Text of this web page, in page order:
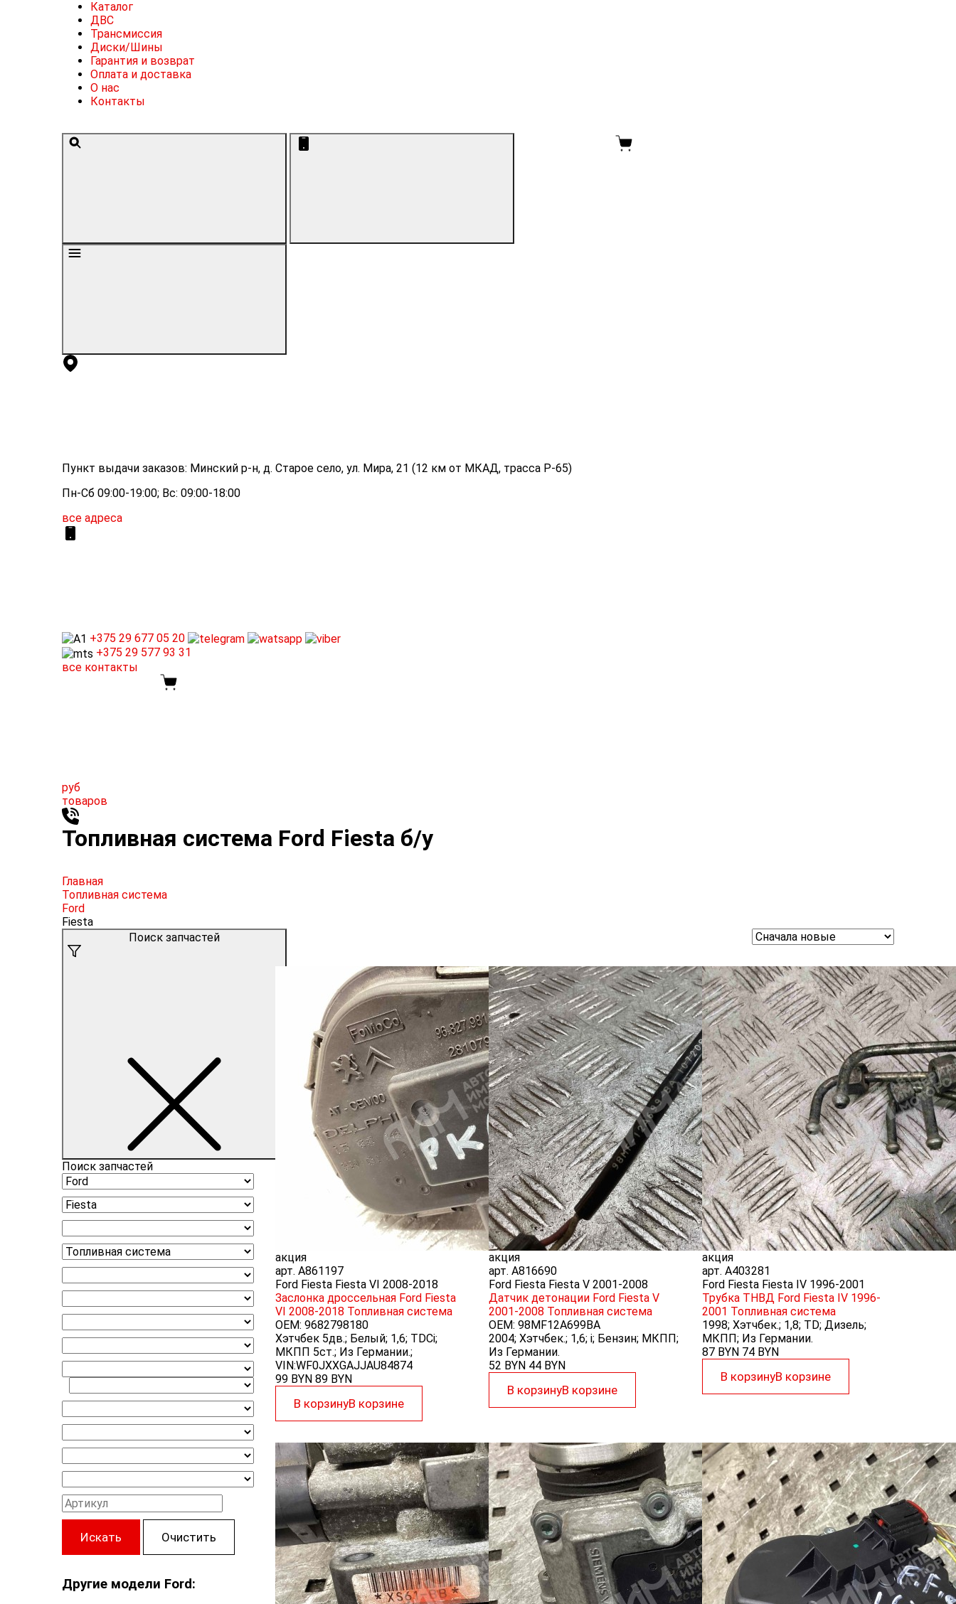
Каталог
ДВС
Трансмиссия
Диски/Шины
Гарантия и возврат
Оплата и доставка
О нас
Контакты
Пункт выдачи заказов: Минский р-н, д. Старое село, ул. Мира, 21 (12 км от МКАД, трасса P-65)
Пн-Сб 09:00-19:00; Вс: 09:00-18:00
все адреса
+375 29 677 05 20
+375 29 577 93 31
все контакты
руб
товаров
Топливная система Ford Fiesta б/у
Главная
Топливная система
Ford
Fiesta
Поиск запчастей
Поиск запчастей
Искать Очистить
Другие модели Ford:
акция
арт. A861197
Ford Fiesta Fiesta VI 2008-2018
Заслонка дроссельная Ford Fiesta
VI 2008-2018 Топливная система
OEM: 9682798180
Хэтчбек 5дв.; Белый; 1,6; TDCi;
МКПП 5ст.; Из Германии.;
VIN:WF0JXXGAJJAU84874
99 BYN 89 BYN
В корзинуВ корзине
акция
арт. A816690
Ford Fiesta Fiesta V 2001-2008
Датчик детонации Ford Fiesta V
2001-2008 Топливная система
OEM: 98MF12A699BA
2004; Хэтчбек.; 1,6; i; Бензин; МКПП;
Из Германии.
52 BYN 44 BYN
В корзинуВ корзине
акция
арт. A403281
Ford Fiesta Fiesta IV 1996-2001
Трубка ТНВД Ford Fiesta IV 1996-
2001 Топливная система
1998; Хэтчбек.; 1,8; TD; Дизель;
МКПП; Из Германии.
87 BYN 74 BYN
В корзинуВ корзине